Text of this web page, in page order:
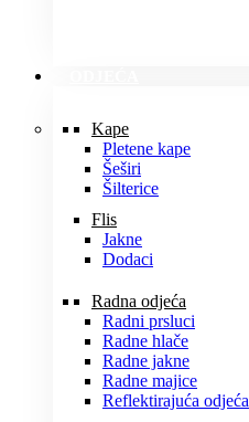
Kape
Pletene kape
Šeširi
Šilterice
Flis
Jakne
Dodaci
Radna odjeća
Radni prsluci
Radne hlače
Radne jakne
Radne majice
Reflektirajuća odjeća